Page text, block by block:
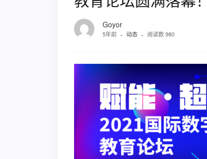
Goyor
5年前 动态 阅读数 980